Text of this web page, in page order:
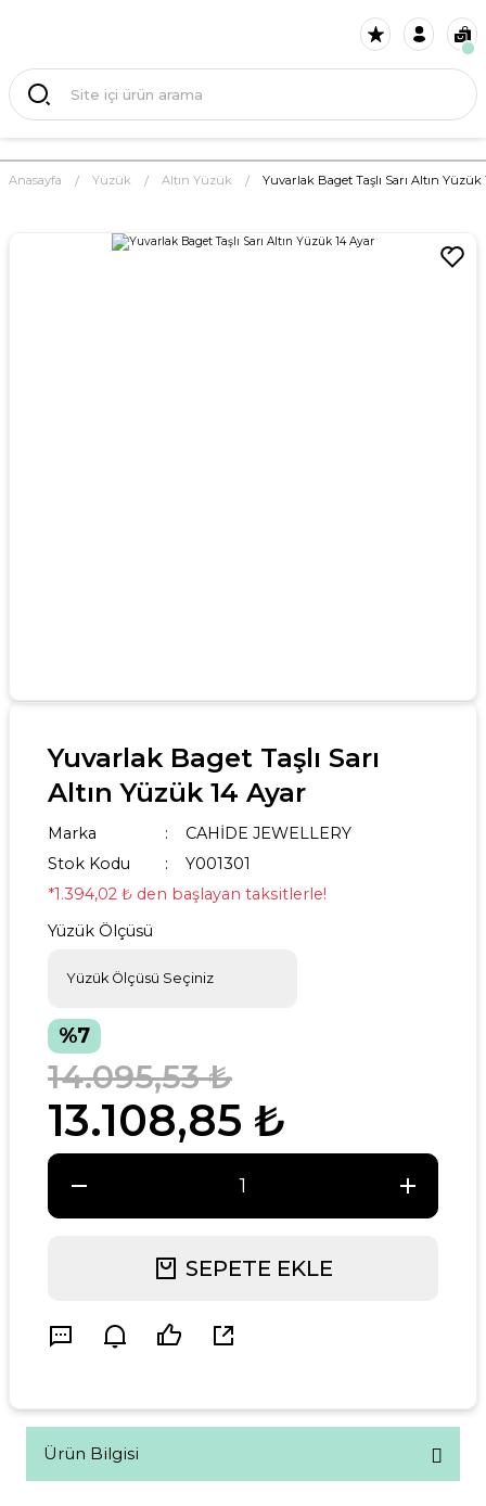
Anasayfa Yüzük Altın Yüzük Yuvarlak Baget Taşlı Sarı Altın Yüzük
Yuvarlak Baget Taşlı Sarı
Altın Yüzük 14 Ayar
Marka
CAHİDE JEWELLERY
Stok Kodu
Y001301
*1.394,02 ₺ den başlayan taksitlerle!
Yüzük Ölçüsü
%7
13.108,85 ₺
14.095,53 ₺
SEPETE EKLE
Ürün Bilgisi